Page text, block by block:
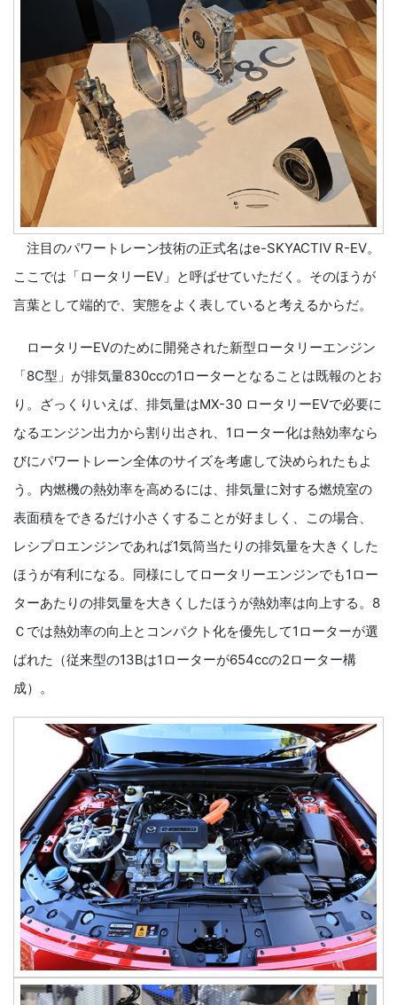
注目のパワートレーン技術の正式名はe-SKYACTIV R-EV。
ここでは「ロータリーEV」と呼ばせていただく。そのほうが
言葉として端的で、実態をよく表していると考えるからだ。
ロータリーEVのために開発された新型ロータリーエンジン
「8C型」が排気量830ccの1ローターとなることは既報のとお
り。ざっくりいえば、排気量はMX-30 ロータリーEVで必要に
なるエンジン出力から割り出され、1ローター化は熱効率なら
びにパワートレーン全体のサイズを考慮して決められたもよ
う。内燃機の熱効率を高めるには、排気量に対する燃焼室の
表面積をできるだけ小さくすることが好ましく、この場合、
レシプロエンジンであれば1気筒当たりの排気量を大きくした
ほうが有利になる。同様にしてロータリーエンジンでも1ロー
ターあたりの排気量を大きくしたほうが熱効率は向上する。8
Ｃでは熱効率の向上とコンパクト化を優先して1ローターが選
ばれた（従来型の13Bは1ローターが654ccの2ローター構
成）。